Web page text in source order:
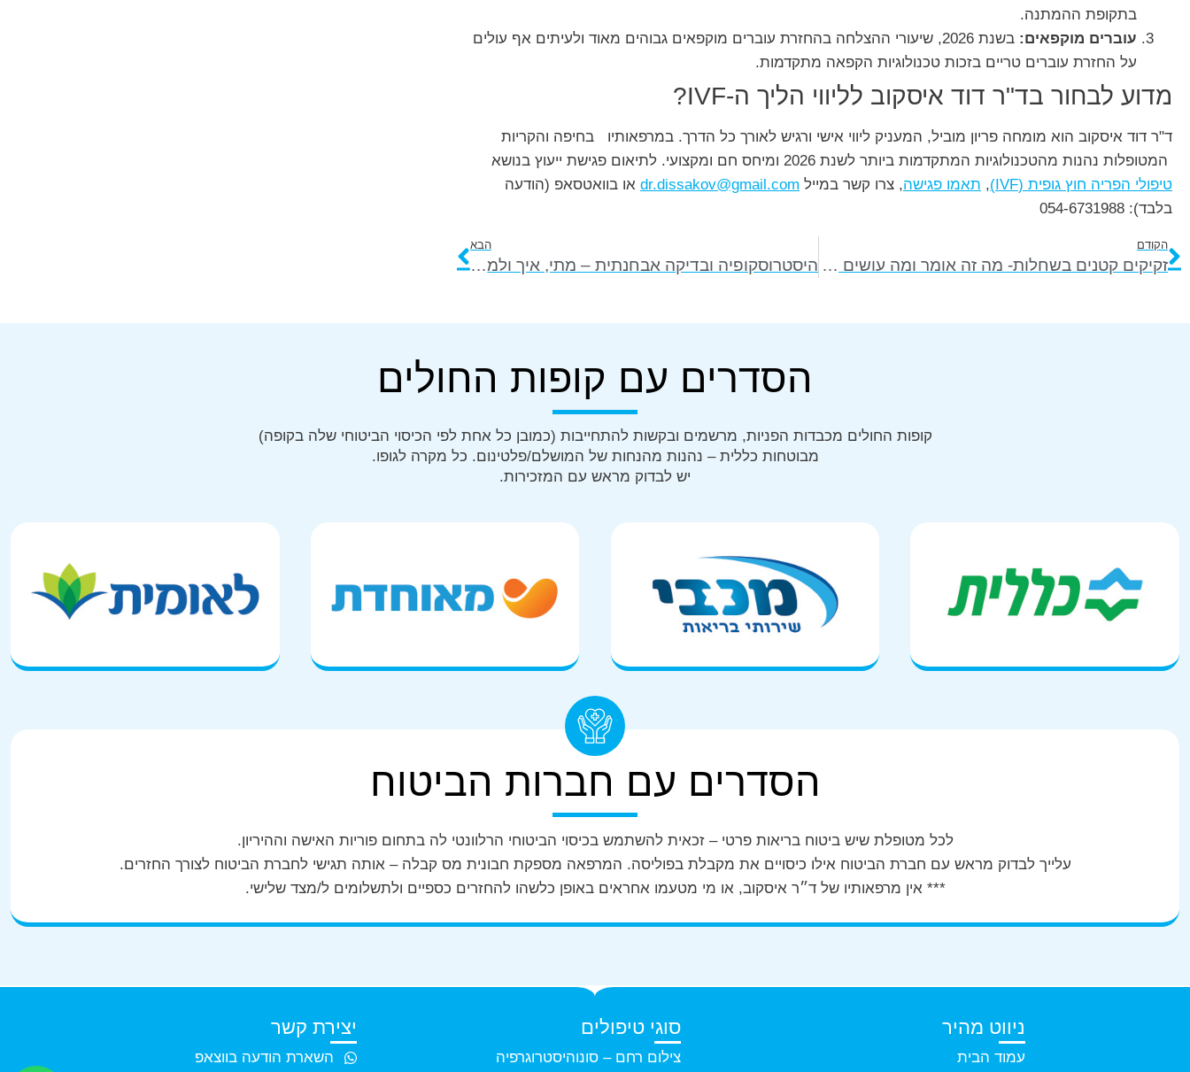
בתקופת ההמתנה.
עוברים מוקפאים:
בשנת 2026, שיעורי ההצלחה בהחזרת עוברים מוקפאים גבוהים מאוד ולעיתים אף עולים
על החזרת עוברים טריים בזכות טכנולוגיות הקפאה מתקדמות.
מדוע לבחור בד"ר דוד איסקוב לליווי הליך ה-IVF?
ד"ר דוד איסקוב הוא מומחה פריון מוביל, המעניק ליווי אישי ורגיש לאורך כל הדרך. במרפאותיו בחיפה והקריות
המטופלות נהנות מהטכנולוגיות המתקדמות ביותר לשנת 2026 ומיחס חם ומקצועי. לתיאום פגישת ייעוץ בנושא
טיפולי הפריה חוץ גופית (IVF)
, תאמו פגישה, צרו קשר במייל dr.dissakov@gmail.com או בוואטסאפ (הודעה
בלבד): 054-6731988
הקודם
זקיקים קטנים בשחלות- מה זה אומר ומה עושים עם זה?
הבא
היסטרוסקופיה ובדיקה אבחנתית – מתי, איך ולמה?
הסדרים עם קופות החולים
קופות החולים מכבדות הפניות, מרשמים ובקשות להתחייבות (כמובן כל אחת לפי הכיסוי הביטוחי שלה בקופה)
מבוטחות כללית – נהנות מהנחות של המושלם/פלטינום. כל מקרה לגופו.
יש לבדוק מראש עם המזכירות.
הסדרים עם חברות הביטוח
לכל מטופלת שיש ביטוח בריאות פרטי – זכאית להשתמש בכיסוי הביטוחי הרלוונטי לה בתחום פוריות האישה וההיריון.
עלייך לבדוק מראש עם חברת הביטוח אילו כיסויים את מקבלת בפוליסה. המרפאה מספקת חבונית מס קבלה – אותה תגישי לחברת הביטוח לצורך החזרים.
*** אין מרפאותיו של ד״ר איסקוב, או מי מטעמו אחראים באופן כלשהו להחזרים כספיים ולתשלומים ל/מצד שלישי.
ניווט מהיר
עמוד הבית
סוגי טיפולים
צילום רחם – סונוהיסטרוגרפיה
יצירת קשר
השארת הודעה בווצאפ